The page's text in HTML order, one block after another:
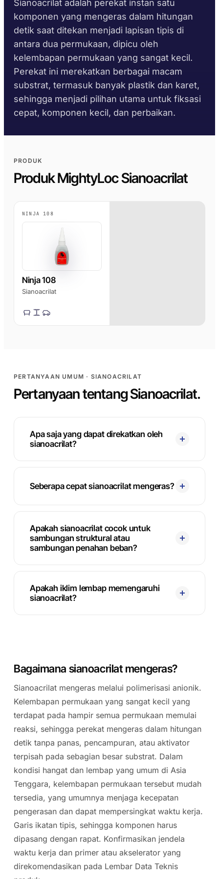
PENYEMBUHAN
Krystal 1000
Krystal 2000 Perekat UV
Krystal 3000 Perekat UV
Krystal 4000 Perekat UV
PENGUNCIAN
Taftflex 6221
Sealant Poliuretan
Taftflex 6292
Sealant Poliuretan
TaftGrip
Taftlock 22
PITA BUSA AKRILIK
Pita Busa Akrilik
AFT 1120GF
Pita Busa Akrilik
AFT 1200GF
Pita Busa Akrilik
AFT 2064WF
JELAJAHI LEBIH BANYAK
Fabrikasi Logam
Konstruksi
DIY
Papan Tanda
Pengerjaan Kayu
Pembuat Bus & Truk
Purna Jual Otomotif
Kelautan & Kapal Pesiar
Transportasi
BERDASARKAN
SUBSTRAT
Plastik (non-PP/PE)
Komposit dan
Pustaka TDS Per kelompok
Lembar data keselamatan
Pemilih substrat
Panduan waktu
pengerasan
Panduan suhu layanan
KEPATUHAN
Deklarasi RoHS
Sianoacrilat adalah perekat instan satu
komponen yang mengeras dalam hitungan
detik saat ditekan menjadi lapisan tipis di
antara dua permukaan, dipicu oleh
kelembapan permukaan yang sangat kecil.
Perekat ini merekatkan berbagai macam
substrat, termasuk banyak plastik dan karet,
sehingga menjadi pilihan utama untuk fiksasi
cepat, komponen kecil, dan perbaikan.
PRODUK
Produk MightyLoc Sianoacrilat
NINJA 108
Ninja 108
Sianoacrilat
PERTANYAAN UMUM · SIANOACRILAT
Pertanyaan tentang Sianoacrilat.
Apa saja yang dapat direkatkan oleh
sianoacrilat?
Seberapa cepat sianoacrilat mengeras?
Apakah sianoacrilat cocok untuk
sambungan struktural atau
sambungan penahan beban?
Apakah iklim lembap memengaruhi
sianoacrilat?
Bagaimana sianoacrilat mengeras?
Sianoacrilat mengeras melalui polimerisasi anionik.
Kelembapan permukaan yang sangat kecil yang
terdapat pada hampir semua permukaan memulai
reaksi, sehingga perekat mengeras dalam hitungan
detik tanpa panas, pencampuran, atau aktivator
terpisah pada sebagian besar substrat. Dalam
kondisi hangat dan lembap yang umum di Asia
Tenggara, kelembapan permukaan tersebut mudah
tersedia, yang umumnya menjaga kecepatan
pengerasan dan dapat mempersingkat waktu kerja.
Garis ikatan tipis, sehingga komponen harus
dipasang dengan rapat. Konfirmasikan jendela
waktu kerja dan primer atau akselerator yang
direkomendasikan pada Lembar Data Teknis